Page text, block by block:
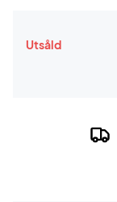
Utsåld